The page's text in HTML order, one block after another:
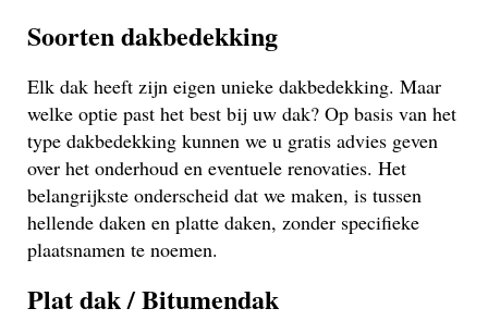
Soorten dakbedekking
Elk dak heeft zijn eigen unieke dakbedekking. Maar
welke optie past het best bij uw dak? Op basis van het
type dakbedekking kunnen we u gratis advies geven
over het onderhoud en eventuele renovaties. Het
belangrijkste onderscheid dat we maken, is tussen
hellende daken en platte daken, zonder specifieke
plaatsnamen te noemen.
Plat dak / Bitumendak